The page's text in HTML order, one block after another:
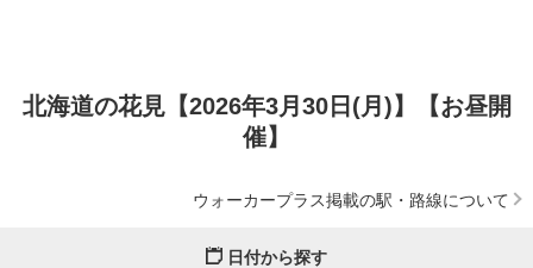
北海道の花見【2026年3月30日(月)】【お昼開
催】
ウォーカープラス掲載の駅・路線について
日付から探す